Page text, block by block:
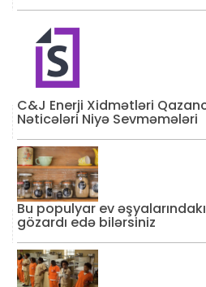
C&J Enerji Xidmətləri
Nəticələri Niyə Sevməmələri
Bu populyar ev
gözardı edə bilərsiniz